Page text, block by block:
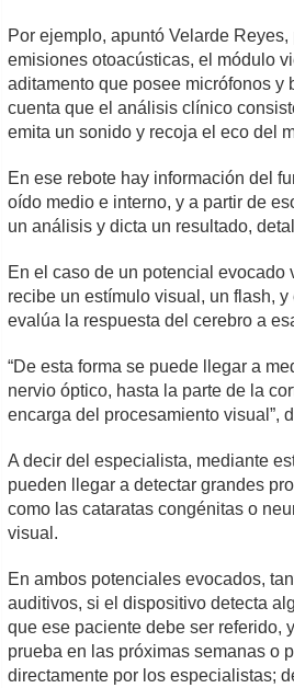
Por ejemplo, apuntó Velarde
emisiones otoacústicas, el módulo
aditamento que posee micrófonos y
cuenta que el análisis clínico
emita un sonido y recoja el eco del
En ese rebote hay información del
oído medio e interno, y a partir de
un análisis y dicta un resultado,
En el caso de un potencial evocado
recibe un estímulo visual, un flash,
evalúa la respuesta del cerebro a
“De esta forma se puede llegar a
nervio óptico, hasta la parte de la
encarga del procesamiento visual”,
A decir del especialista, mediante
pueden llegar a detectar grandes
como las cataratas congénitas o
visual.
En ambos potenciales evocados,
auditivos, si el dispositivo detecta
que ese paciente debe ser referido,
prueba en las próximas semanas o
directamente por los especialistas;